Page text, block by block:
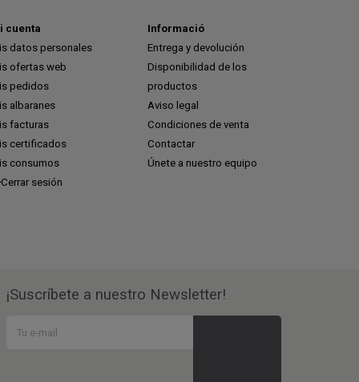
cuenta
datos personales
ofertas web
pedidos
albaranes
facturas
certificados
consumos
Cerrar sesión
Informació
Entrega y devolución
Disponibilidad de los
productos
Aviso legal
Condiciones de venta
Contactar
Únete a nuestro equipo
¡Suscríbete a nuestro Newsletter!